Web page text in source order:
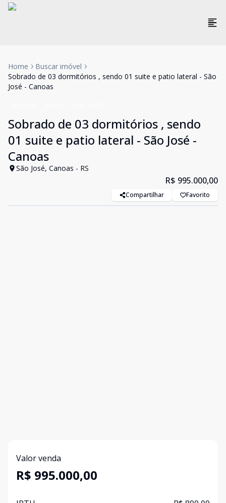
Home
Buscar imóvel
Sobrado de 03 dormitórios , sendo 01 suite e patio lateral - São
José - Canoas
Sobrado de 03 dormitórios , sendo
01 suite e patio lateral - São José -
Canoas
São José, Canoas - RS
R$ 995.000,00
Compartilhar Favorito
Valor venda
R$ 995.000,00